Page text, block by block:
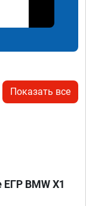
Показать все
BMW X1